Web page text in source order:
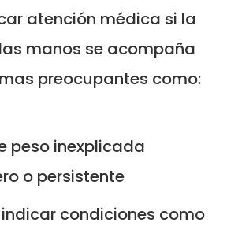
atención médica si la
manos se acompaña
preocupantes como:
peso inexplicada
o persistente
condiciones como